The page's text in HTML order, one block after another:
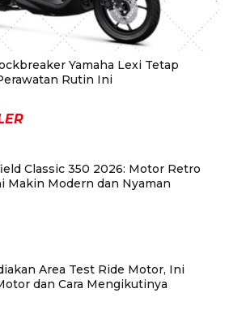
Yamaha Lexi Tetap
Rutin Ini
Classic 350 2026: Motor Retro
Makin Modern dan Nyaman
Area Test Ride Motor, Ini
dan Cara Mengikutinya